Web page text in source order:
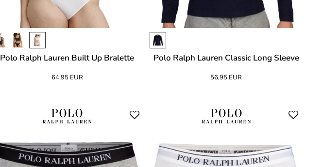
Polo Ralph Lauren Built Up Bralette
64,95 EUR
Polo Ralph Lauren Classic Long Sleeve
56,95 EUR